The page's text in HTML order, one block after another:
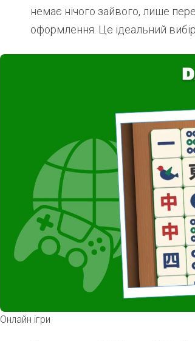
немає нічого зайвого, лише
оформлення. Це ідеальний
Онлайн ігри